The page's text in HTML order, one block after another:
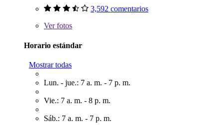
3,592 comentarios
Verfotos
Horario estándar
Mostrar todas
Lun. - jue.: 7 a. m. - 7 p. m.
Vie.: 7 a. m. - 8 p. m.
Sáb.: 7 a. m. - 7 p. m.